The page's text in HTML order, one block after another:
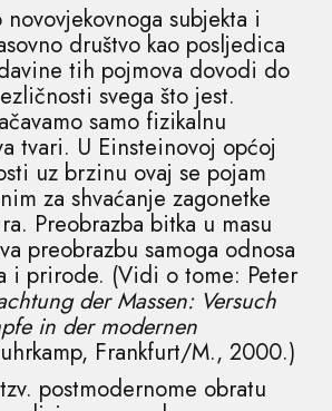
subjekta i
društvo kao posljedica
tih pojmova dovodi do
svega što jest.
samo fizikalnu
tvari. U Einsteinovoj općoj
uz brzinu ovaj se pojam
za shvaćanje zagonetke
Preobrazba bitka u masu
preobrazbu samoga odnosa
i prirode. (Vidi o tome: Peter
der Massen: Versuch
in der modernen
Frankfurt/M., 2000.)
postmodernome obratu